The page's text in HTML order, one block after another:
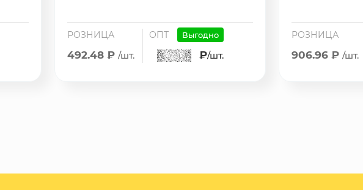
РОЗНИЦА
492.48 ₽ /шт.
ОПТ Выгодно
₽/шт.
РОЗНИЦА
906.96 ₽ /шт.